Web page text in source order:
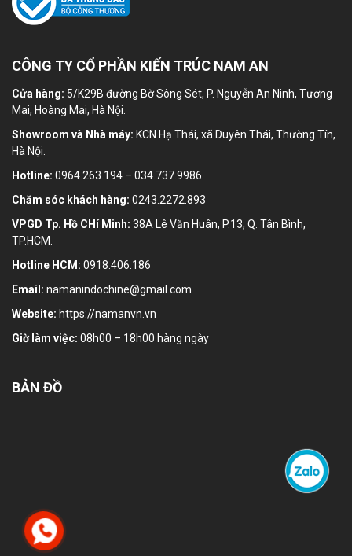
CÔNG TY CỔ PHẦN KIẾN TRÚC NAM AN
Cửa hàng: 5/K29B đường Bờ Sông Sét, P. Nguyễn An Ninh, Tương
Mai, Hoàng Mai, Hà Nội.
Showroom và Nhà máy: KCN Hạ Thái, xã Duyên Thái, Thường Tín,
Hà Nội.
Hotline: 0964.263.194 – 034.737.9986
Chăm sóc khách hàng: 0243.2272.893
VPGD Tp. Hồ CHí Minh: 38A Lê Văn Huân, P.13, Q. Tân Bình,
TP.HCM.
Hotline HCM: 0918.406.186
Email: namanindochine@gmail.com
Website: https://namanvn.vn
Giờ làm việc: 08h00 – 18h00 hàng ngày
BẢN ĐỒ